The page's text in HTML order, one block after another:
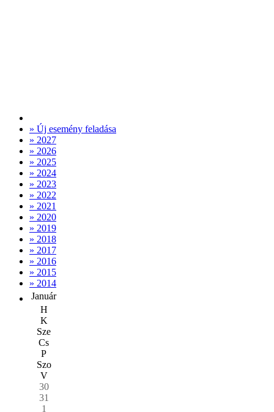
» Új esemény feladása
» 2027
» 2026
» 2025
» 2024
» 2023
» 2022
» 2021
» 2020
» 2019
» 2018
» 2017
» 2016
» 2015
» 2014
Január
H
K
Sze
Cs
P
Szo
V
30
31
1